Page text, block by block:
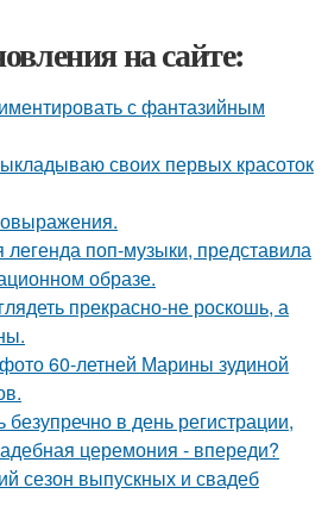
на сайте:
с фантазийным
своих первых красоток
поп-музыки, представила
образе.
прекрасно-не роскошь, а
60-летней Марины зудиной
безупречно в день регистрации,
церемония - впереди?
сезон выпускных и свадеб